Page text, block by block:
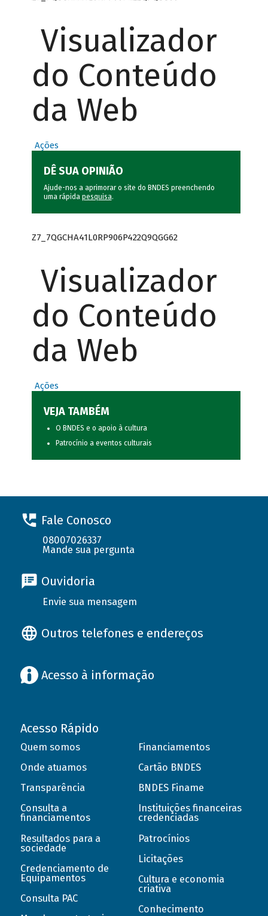
Visualizador
do Conteúdo
da Web
Ações
DÊ SUA OPINIÃO
Ajude-nos a aprimorar o site do BNDES preenchendo
uma rápida pesquisa.
Z7_7QGCHA41L0RP906P422Q9QGG62
Visualizador
do Conteúdo
da Web
Ações
VEJA TAMBÉM
O BNDES e o apoio à cultura
Patrocínio a eventos culturais
Fale Conosco
08007026337
Mande sua pergunta
Ouvidoria
Envie sua mensagem
Outros telefones e endereços
Acesso à informação
Acesso Rápido
Quem somos
Onde atuamos
Transparência
Consulta a
financiamentos
Resultados para a
sociedade
Credenciamento de
Equipamentos
Consulta PAC
Financiamentos
Cartão BNDES
BNDES Finame
Instituições financeiras
credenciadas
Patrocínios
Licitações
Cultura e economia
criativa
Conhecimento